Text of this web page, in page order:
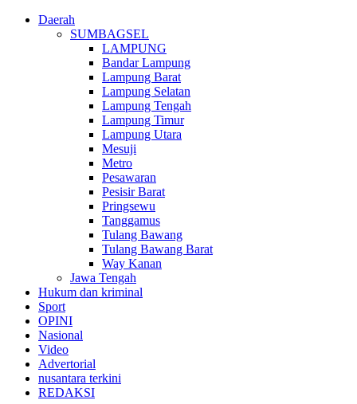
Daerah
SUMBAGSEL
LAMPUNG
Bandar Lampung
Lampung Barat
Lampung Selatan
Lampung Tengah
Lampung Timur
Lampung Utara
Mesuji
Metro
Pesawaran
Pesisir Barat
Pringsewu
Tanggamus
Tulang Bawang
Tulang Bawang Barat
Way Kanan
Jawa Tengah
Hukum dan kriminal
Sport
OPINI
Nasional
Video
Advertorial
nusantara terkini
REDAKSI